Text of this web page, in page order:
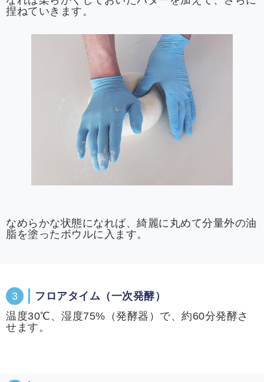
捏ねていきます。
なめらかな状態になれば、綺麗に丸めて分量外の油
脂を塗ったボウルに入ます。
3
フロアタイム（一次発酵）
温度30℃、湿度75%（発酵器）で、約60分発酵さ
せます。